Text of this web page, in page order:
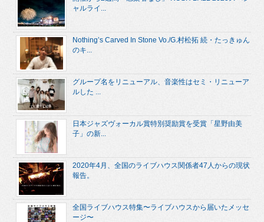
ャルライ...
Nothing’s Carved In Stone Vo./G.村松拓 続・たっきゅん
のキ...
グループ名をリニューアル、音楽性はセミ・リニューア
ルした ...
日本ジャズヴォーカル賞特別奨励賞を受賞「星野由美
子」の新...
2020年4月、全国のライブハウス関係者47人からの現状
報告。
全国ライブハウス特集〜ライブハウスから届いたメッセ
ージ〜